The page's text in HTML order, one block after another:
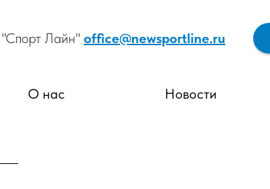
Лайн" office@newsportline.ru
О нас Новости